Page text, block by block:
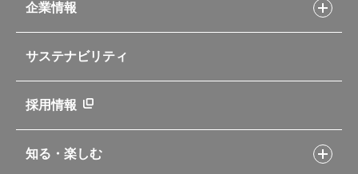
自転車専用ボトル
アパレル小物
新製品一覧
カタログ
イージースモーカーレシピ
レシピ本のご紹介
交換用部品の購入方法
部品の種類や販売状況を調べる
よくあるご質問・お問い合わせ
企業情報
企業理念
会社概要
ニュース
世界のサーモス
サステナビリティ
採用情報
知る・楽しむ